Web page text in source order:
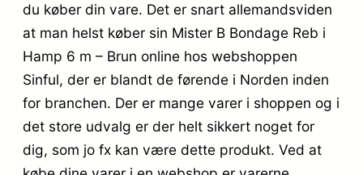
du køber din vare. Det er snart allemandsviden
at man helst køber sin Mister B Bondage Reb i
Hamp 6 m – Brun online hos webshoppen
Sinful, der er blandt de førende i Norden inden
for branchen. Der er mange varer i shoppen og i
det store udvalg er der helt sikkert noget for
dig, som jo fx kan være dette produkt. Ved at